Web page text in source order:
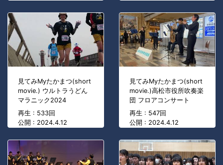
見てみMyたかまつ(short
movie.) ウルトラうどん
マラニック2024
再生 : 533回
公開 : 2024.4.12
見てみMyたかまつ(short
movie.)高松市役所吹奏楽
団 フロアコンサート
再生 : 547回
公開 : 2024.4.12